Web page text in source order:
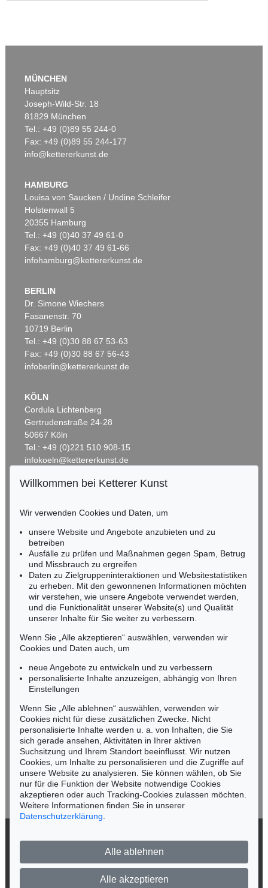
MÜNCHEN
Hauptsitz
Joseph-Wild-Str. 18
81829 München
Tel.: +49 (0)89 55 244-0
Fax: +49 (0)89 55 244-177
info@kettererkunst.de
HAMBURG
Louisa von Saucken / Undine Schleifer
Holstenwall 5
20355 Hamburg
Tel.: +49 (0)40 37 49 61-0
Fax: +49 (0)40 37 49 61-66
infohamburg@kettererkunst.de
BERLIN
Dr. Simone Wiechers
Fasanenstr. 70
10719 Berlin
Tel.: +49 (0)30 88 67 53-63
Fax: +49 (0)30 88 67 56-43
infoberlin@kettererkunst.de
KÖLN
Cordula Lichtenberg
Gertrudenstraße 24-28
50667 Köln
Tel.: +49 (0)221 510 908-15
infokoeln@kettererkunst.de
RHEINLAND-PFALZ
Miriam Heß
Tel.: +49 (0)62 21 58 80-038
Fax: +49 (0)62 21 58 80-595
infoheidelberg@kettererkunst.de
NORDDEUTSCHLAND
Nico Kassel, M.A.
Tel.: +49 (0)89 55244-164
Mobil: +49 (0)171 8618661
n.kassel@kettererkunst.de
Keine Auktion mehr verpassen!
Wir informieren Sie rechtzeitig.
Jetzt zum Newsletter anmelden >
Impressum
Willkommen bei Ketterer Kunst
Wir verwenden Cookies und Daten, um
unsere Website und Angebote anzubieten und zu
betreiben
Ausfälle zu prüfen und Maßnahmen gegen Spam, Betrug
und Missbrauch zu ergreifen
Daten zu Zielgruppeninteraktionen und Websitestatistiken
zu erheben. Mit den gewonnenen Informationen möchten
wir verstehen, wie unsere Angebote verwendet werden,
und die Funktionalität unserer Website(s) und Qualität
unserer Inhalte für Sie weiter zu verbessern.
Wenn Sie „Alle akzeptieren“ auswählen, verwenden wir
Cookies und Daten auch, um
neue Angebote zu entwickeln und zu verbessern
personalisierte Inhalte anzuzeigen, abhängig von Ihren
Einstellungen
Wenn Sie „Alle ablehnen“ auswählen, verwenden wir
Cookies nicht für diese zusätzlichen Zwecke. Nicht
personalisierte Inhalte werden u. a. von Inhalten, die Sie
sich gerade ansehen, Aktivitäten in Ihrer aktiven
Suchsitzung und Ihrem Standort beeinflusst. Wir nutzen
Cookies, um Inhalte zu personalisieren und die Zugriffe auf
unsere Website zu analysieren. Sie können wählen, ob Sie
nur für die Funktion der Website notwendige Cookies
akzeptieren oder auch Tracking-Cookies zulassen möchten.
Weitere Informationen finden Sie in unserer
Datenschutzerklärung
Alle ablehnen
Alle akzeptieren